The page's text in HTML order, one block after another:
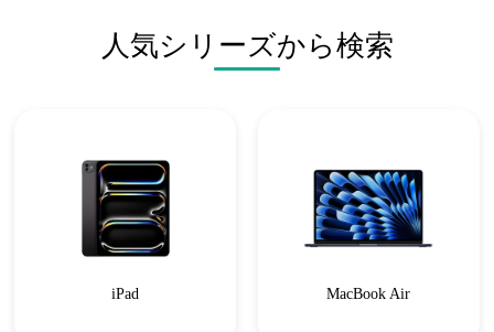
人気シリーズから検索
iPad MacBook Air